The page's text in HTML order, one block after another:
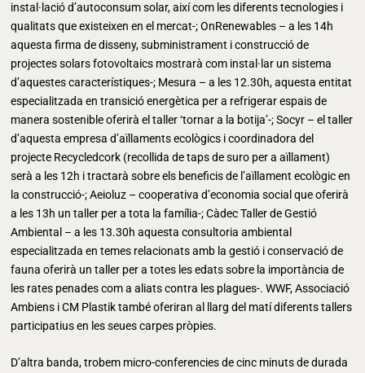
instal·lació d’autoconsum solar, així com les diferents tecnologies i
qualitats que existeixen en el mercat-; OnRenewables – a les 14h
aquesta firma de disseny, subministrament i construcció de
projectes solars fotovoltaics mostrarà com instal·lar un sistema
d’aquestes característiques-; Mesura – a les 12.30h, aquesta entitat
especialitzada en transició energètica per a refrigerar espais de
manera sostenible oferirà el taller ‘tornar a la botija’-; Socyr – el taller
d’aquesta empresa d’aïllaments ecològics i coordinadora del
projecte Recycledcork (recollida de taps de suro per a aïllament)
serà a les 12h i tractarà sobre els beneficis de l’aïllament ecològic en
la construcció-; Aeioluz – cooperativa d’economia social que oferirà
a les 13h un taller per a tota la família-; Càdec Taller de Gestió
Ambiental – a les 13.30h aquesta consultoria ambiental
especialitzada en temes relacionats amb la gestió i conservació de
fauna oferirà un taller per a totes les edats sobre la importància de
les rates penades com a aliats contra les plagues-. WWF, Associació
Ambiens i CM Plastik també oferiran al llarg del matí diferents tallers
participatius en les seues carpes pròpies.
D’altra banda, trobem micro-conferencies de cinc minuts de durada